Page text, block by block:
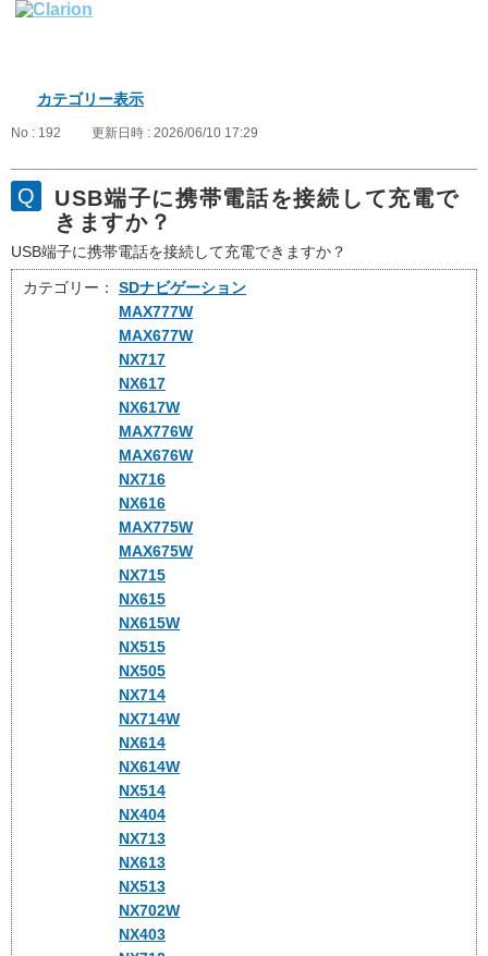
カテゴリー表示
No : 192 更新日時 : 2026/06/10 17:29
USB端子に携帯電話を接続して充電で
きますか？
USB端子に携帯電話を接続して充電できますか？
カテゴリー：
SDナビゲーション
MAX777W
MAX677W
NX717
NX617
NX617W
MAX776W
MAX676W
NX716
NX616
MAX775W
MAX675W
NX715
NX615
NX615W
NX515
NX505
NX714
NX714W
NX614
NX614W
NX514
NX404
NX713
NX613
NX513
NX702W
NX403